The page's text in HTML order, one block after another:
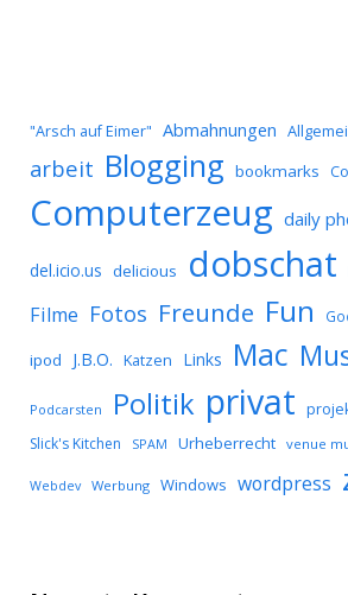
"Arsch auf Eimer" Abmahnungen
arbeit Blogging bookmarks
Computerzeug daily
del.icio.us delicious dobschat
Filme Fotos Freunde Fun
ipod J.B.O. Katzen Links Mac
Podcarsten Politik privat
Slick's Kitchen SPAM Urheberrecht venue
Webdev Werbung Windows wordpress